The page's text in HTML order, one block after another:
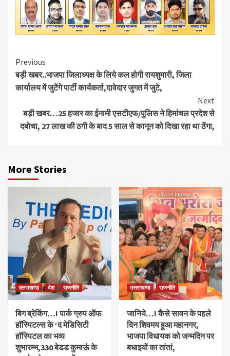
Continue
Reading
Previous
बड़ी खबर..भाजपा जिलाध्यक्ष के लिये कल होगी रायशुमारी, जिला
कार्यालय में जुटेंगे पार्टी कार्यकर्ता,दावेदार जुगत में जुटे,
Next
बड़ी खबर…25 हजार का ईनामी एसटीएफ/पुलिस ने हिमांचल प्रदेश से
दबोचा, 27 लाख की ठगी के बाद 5 साल से कानून को दिखा रहा था ठेंगा,
More Stories
उत्तराखण्ड देश राजनीति
बिग ब्रेकिंग…! पार्क ग्रुप ऑफ
हॉस्पिटल्स के ‘द मेडिसिटी
हॉस्पिटल का भव्य
शुभारम्भ,330 बेडड कुमाऊं के
उत्तराखण्ड राजनीति
जानिये…! कैसे सावन के पहले
दिन शिवमय हुआ महानगर,
भाजपा विधायक को जन्मदिन पर
बधाइयों का तांतां,